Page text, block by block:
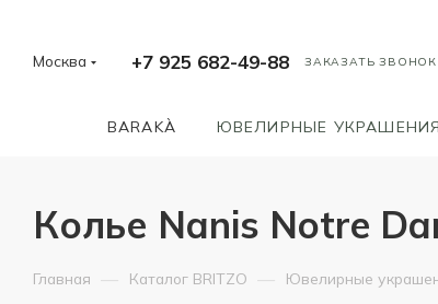
Москва +7 925 682-49-88 ЗАКАЗАТЬ ЗВОНОК
BARAKÀ ЮВЕЛИРНЫЕ УКРАШЕНИЯ
Колье Nanis Notre
Главная — Каталог BRITZO — Ювелирные